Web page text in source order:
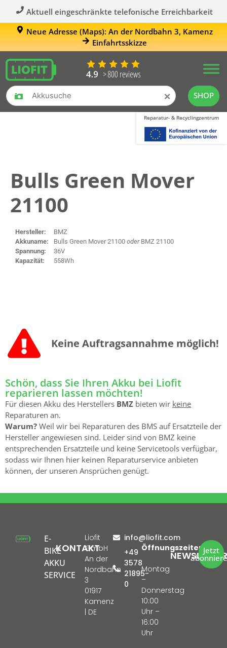
Aktuell eingeschränkte telefonische Erreichbarkeit
Neue Adresse (Maps): An der Nordbahn 3, Kamenz
Einfahrtsskizze
× SHOP
Reparatur- & Recyclingzentrum
Bulls Green Mover
21100
Hersteller:
BMZ
Akkuname:
Bulls Green Mover 21100 oderBMZ 21100
Spannung:
36V
Kapazität:
558Wh
Keine Auftrags­annahme möglich!
Schön, dass Sie Ihren Akku bei Liofit
reparieren lassen möchten!
Für diesen Akku des Herstellers BMZ bieten wir keine
Reparaturen an.
Warum? Weil wir bei Reparaturen des BMS auf Ersatzteile der
Hersteller angewiesen sind. Leider sind von BMZ keine
entsprechenden Ersatzteile und keine Servicetools verfügbar,
sodass wir Ihnen hier keinen Reparaturservice anbieten
können, der unseren Ansprüchen genügt.
E-
BIKE
AKKU
SERVICE
KONTAKT
Liofit
GmbH
An der
Nordbahn
3
01917
Kamenz
| DE
info@liofit.com
+49
3578
21895-
0
Öffnungszeiten:
Montag
–
Donnerstag
10:00
Uhr –
16:00
Uhr
NEWSLETTER
Jetzt